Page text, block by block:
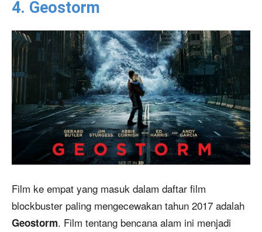
4. Geostorm
Film ke empat yang masuk dalam daftar film
blockbuster paling mengecewakan tahun 2017 adalah
Geostorm. Film tentang bencana alam ini menjadi